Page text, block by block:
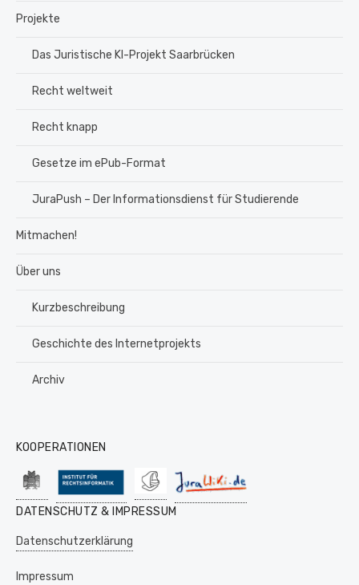
Projekte
Das Juristische KI-Projekt Saarbrücken
Recht weltweit
Recht knapp
Gesetze im ePub-Format
JuraPush – Der Informationsdienst für Studierende
Mitmachen!
Über uns
Kurzbeschreibung
Geschichte des Internetprojekts
Archiv
KOOPERATIONEN
DATENSCHUTZ & IMPRESSUM
Datenschutzerklärung
Impressum